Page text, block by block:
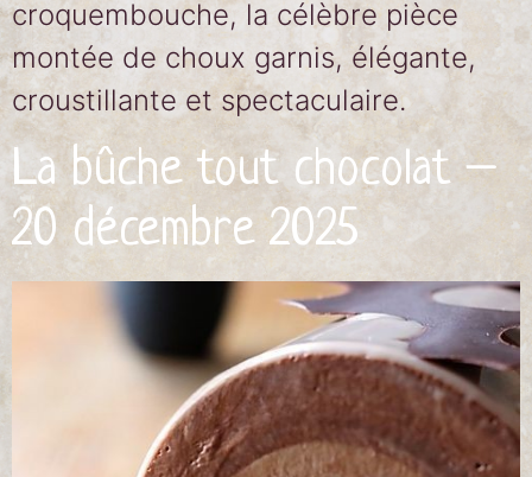
croquembouche, la célèbre pièce
montée de choux garnis, élégante,
croustillante et spectaculaire.
La bûche tout chocolat –
20 décembre 2025